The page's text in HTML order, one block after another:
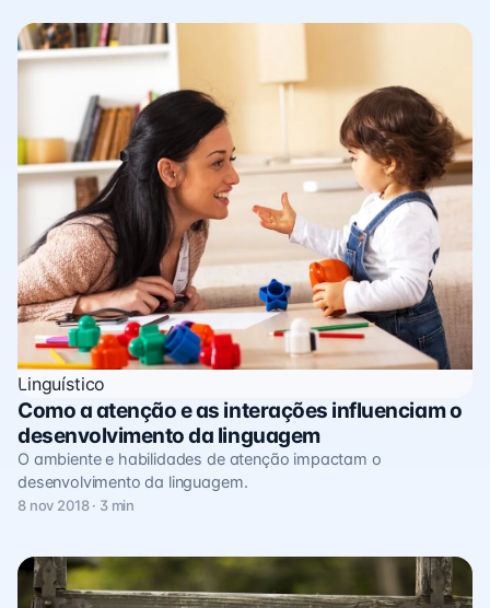
Linguístico
Como a atenção e as interações influenciam o
desenvolvimento da linguagem
O ambiente e habilidades de atenção impactam o
desenvolvimento da linguagem.
8 nov 2018 · 3 min